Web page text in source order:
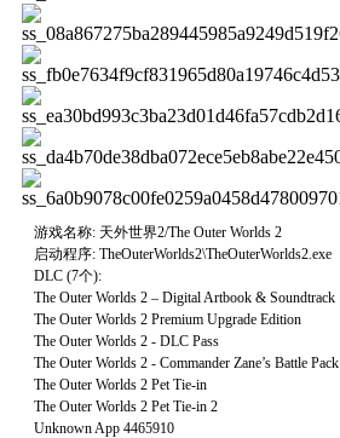
游戏名称: 天外世界2/The Outer Worlds 2
启动程序: TheOuterWorlds2\TheOuterWorlds2.exe
DLC (7个):
The Outer Worlds 2 – Digital Artbook & Soundtrack
The Outer Worlds 2 Premium Upgrade Edition
The Outer Worlds 2 - DLC Pass
The Outer Worlds 2 - Commander Zane’s Battle Pack
The Outer Worlds 2 Pet Tie-in
The Outer Worlds 2 Pet Tie-in 2
Unknown App 4465910